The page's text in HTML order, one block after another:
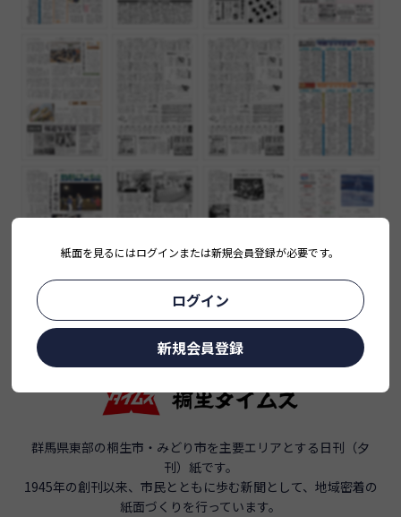
群馬県東部の桐生市・みどり市を主要エリアとする日刊（夕
刊）紙です。
1945年の創刊以来、市民とともに歩む新聞として、地域密着の
紙面づくりを行っています。
紙面を見るにはログインまたは新規会員登録が必要です。
ログイン
新規会員登録